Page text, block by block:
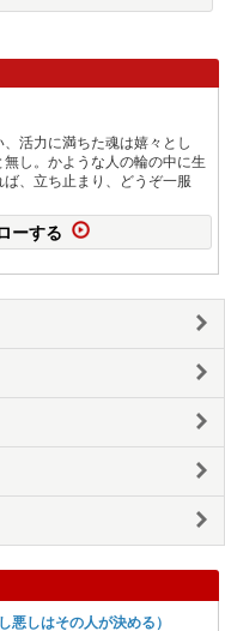
活力に満ちた魂は嬉々とし
し。かような人の輪の中に生
、立ち止まり、どうぞ一服
ーする
しはその人が決める）